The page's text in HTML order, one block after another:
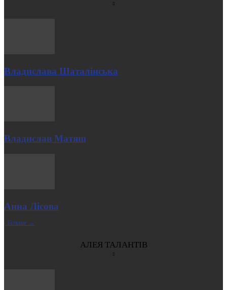
Владислава Шаталінська
Владислав Матяш
Анна Лісова
| Більше →
АЛЕЯ ТАЛАНТІВ